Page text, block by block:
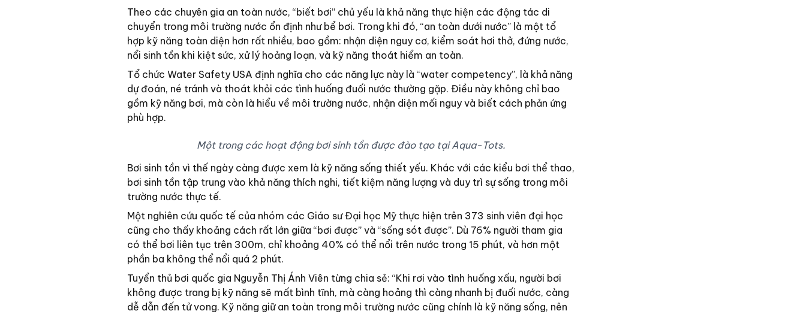
Theo các chuyên gia an toàn nước, “biết bơi” chủ yếu là khả năng thực hiện các động tác di
chuyển trong môi trường nước ổn định như bể bơi. Trong khi đó, “an toàn dưới nước” là một tổ
hợp kỹ năng toàn diện hơn rất nhiều, bao gồm: nhận diện nguy cơ, kiểm soát hơi thở, đứng nước,
nổi sinh tồn khi kiệt sức, xử lý hoảng loạn, và kỹ năng thoát hiểm an toàn.
Tổ chức Water Safety USA định nghĩa cho các năng lực này là “water competency”, là khả năng
dự đoán, né tránh và thoát khỏi các tình huống đuối nước thường gặp. Điều này không chỉ bao
gồm kỹ năng bơi, mà còn là hiểu về môi trường nước, nhận diện mối nguy và biết cách phản ứng
phù hợp.
Một trong các hoạt động bơi sinh tồn được đào tạo tại Aqua-Tots.
Bơi sinh tồn vì thế ngày càng được xem là kỹ năng sống thiết yếu. Khác với các kiểu bơi thể thao,
bơi sinh tồn tập trung vào khả năng thích nghi, tiết kiệm năng lượng và duy trì sự sống trong môi
trường nước thực tế.
Một nghiên cứu quốc tế của nhóm các Giáo sư Đại học Mỹ thực hiện trên 373 sinh viên đại học
cũng cho thấy khoảng cách rất lớn giữa “bơi được” và “sống sót được”. Dù 76% người tham gia
có thể bơi liên tục trên 300m, chỉ khoảng 40% có thể nổi trên nước trong 15 phút, và hơn một
phần ba không thể nổi quá 2 phút.
Tuyển thủ bơi quốc gia Nguyễn Thị Ánh Viên từng chia sẻ: “Khi rơi vào tình huống xấu, người bơi
không được trang bị kỹ năng sẽ mất bình tĩnh, mà càng hoảng thì càng nhanh bị đuối nước, càng
dễ dẫn đến tử vong. Kỹ năng giữ an toàn trong môi trường nước cũng chính là kỹ năng sống, nên